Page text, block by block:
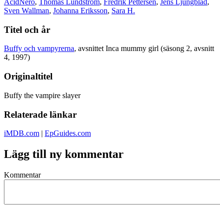
AcidNero, Thomas Lundström, Fredrik Pettersen, Jens Ljungblad,
Sven Wallman, Johanna Eriksson, Sara H.
Titel och år
Buffy och vampyrerna, avsnittet Inca mummy girl (säsong 2, avsnitt
4, 1997)
Originaltitel
Buffy the vampire slayer
Relaterade länkar
iMDB.com | EpGuides.com
Lägg till ny kommentar
Kommentar